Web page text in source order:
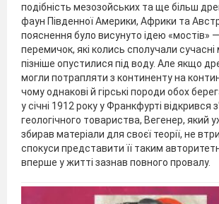
подібність мезозойських та ще більш
фаун Південної Америки, Африки та
пояснення було висунуто ідею «мостів»
перемичок, які колись сполучали сучасні
пізніше опустилися під воду. Але якщо
могли потрапляти з континенту на
чому однакові й гірські породи обох
у січні 1912 року у Франкфурті відкрився
геологічного товариства, Вегенер, який
збирав матеріали для своєї теорії, не
спокуси представити її таким
вперше у житті зазнав повного провалу.